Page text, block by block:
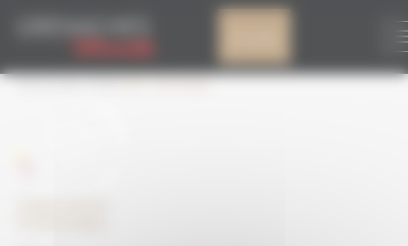
STAMP-2019
30 Octubre 2018119 × 114Inicio